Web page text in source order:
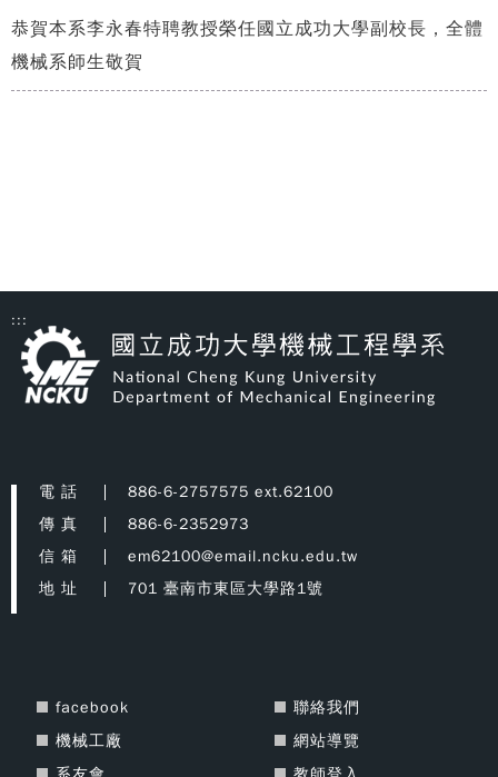
恭賀本系李永春特聘教授榮任國立成功大學副校長，全體
機械系師生敬賀
:::
電 話
886-6-2757575 ext.62100
傳 真
886-6-2352973
信 箱
em62100@email.ncku.edu.tw
地 址
701 臺南市東區大學路1號
facebook
機械工廠
聯絡我們
網站導覽